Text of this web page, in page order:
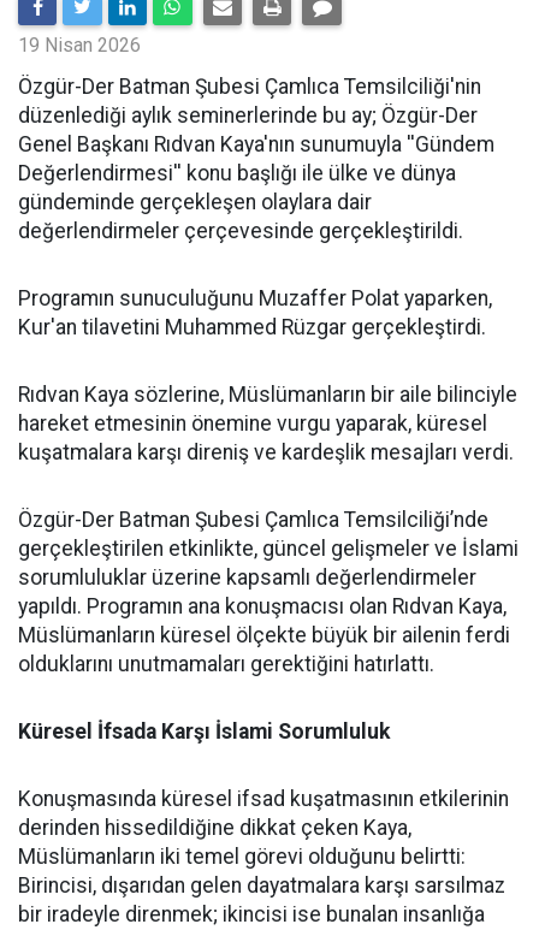
19 Nisan 2026
​Özgür-Der Batman Şubesi Çamlıca Temsilciliği'nin
düzenlediği aylık seminerlerinde bu ay; Özgür-Der
Genel Başkanı Rıdvan Kaya'nın sunumuyla ''Gündem
Değerlendirmesi'' konu başlığı ile ülke ve dünya
gündeminde gerçekleşen olaylara dair
değerlendirmeler çerçevesinde gerçekleştirildi.
Programın sunuculuğunu Muzaffer Polat yaparken,
Kur'an tilavetini Muhammed Rüzgar gerçekleştirdi.
Rıdvan Kaya sözlerine, Müslümanların bir aile bilinciyle
hareket etmesinin önemine vurgu yaparak, küresel
kuşatmalara karşı direniş ve kardeşlik mesajları verdi.
Özgür-Der Batman Şubesi Çamlıca Temsilciliği’nde
gerçekleştirilen etkinlikte, güncel gelişmeler ve İslami
sorumluluklar üzerine kapsamlı değerlendirmeler
yapıldı. Programın ana konuşmacısı olan Rıdvan Kaya,
Müslümanların küresel ölçekte büyük bir ailenin ferdi
olduklarını unutmamaları gerektiğini hatırlattı.
Küresel İfsada Karşı İslami Sorumluluk
Konuşmasında küresel ifsad kuşatmasının etkilerinin
derinden hissedildiğine dikkat çeken Kaya,
Müslümanların iki temel görevi olduğunu belirtti:
Birincisi, dışarıdan gelen dayatmalara karşı sarsılmaz
bir iradeyle direnmek; ikincisi ise bunalan insanlığa